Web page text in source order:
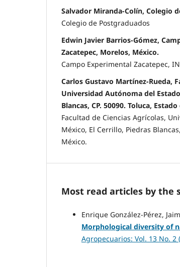
Salvador Miranda-Colín, Colegio
Colegio de Postgraduados
Edwin Javier Barrios-Gómez,
Zacatepec, Morelos, México.
Campo Experimental Zacatepec,
Carlos Gustavo Martínez-Rueda,
Universidad Autónoma del
Blancas, CP. 50090. Toluca,
Facultad de Ciencias Agrícolas,
México, El Cerrillo, Piedras
México.
Most read articles by the
Enrique González-Pérez,
Morphological diversity of
Agropecuarios: Vol. 13 No. 2